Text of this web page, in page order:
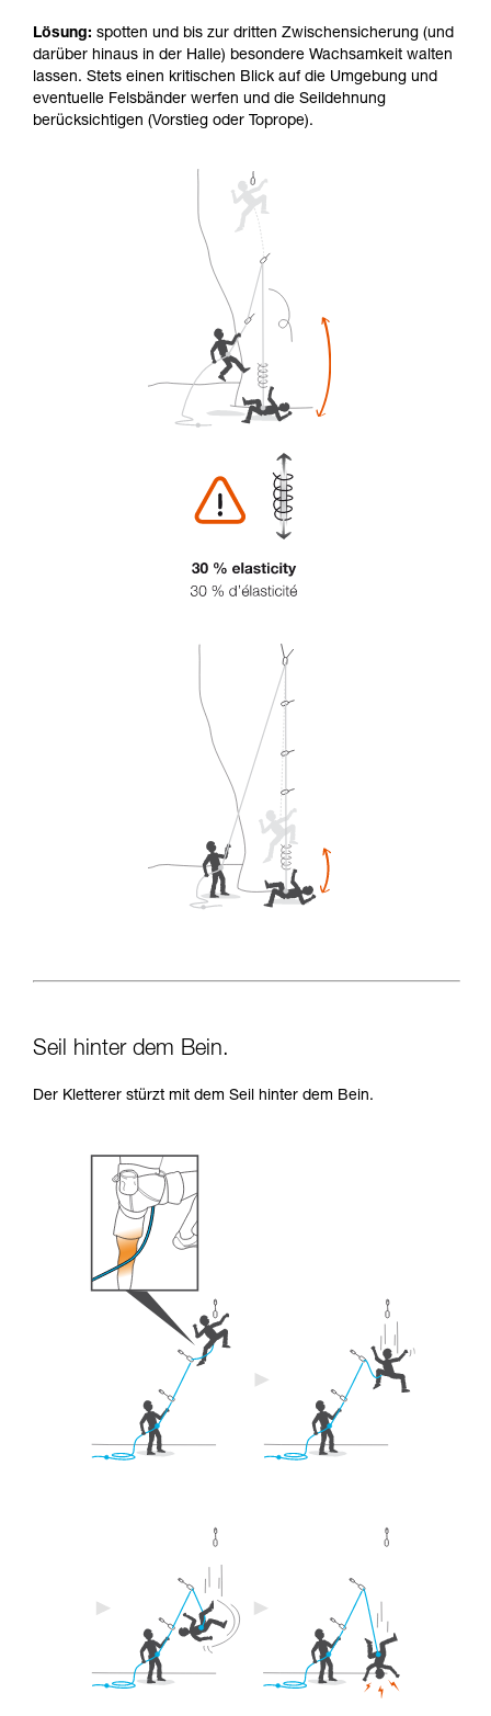
Lösung: spotten und bis zur dritten Zwischensicherung (und
darüber hinaus in der Halle) besondere Wachsamkeit walten
lassen. Stets einen kritischen Blick auf die Umgebung und
eventuelle Felsbänder werfen und die Seildehnung
berücksichtigen (Vorstieg oder Toprope).
Seil hinter dem Bein.
Der Kletterer stürzt mit dem Seil hinter dem Bein.